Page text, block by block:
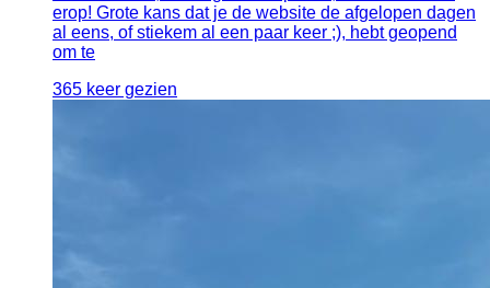
erop! Grote kans dat je de website de afgelopen dagen
al eens, of stiekem al een paar keer ;), hebt geopend
om te
365 keer gezien